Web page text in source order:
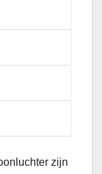
zijn